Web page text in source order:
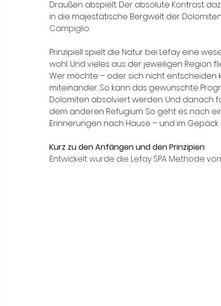
Draußen abspielt. Der absolute Kontrast
in die majestätische Bergwelt der
Campiglio.
Prinzipiell spielt die Natur bei Lefay eine
wohl. Und vieles aus der jeweiligen Region
Wer möchte – oder sich nicht entscheiden
miteinander. So kann das gewünschte
Dolomiten absolviert werden. Und danach
dem anderen Refugium. So geht es nach
Erinnerungen nach Hause – und im
Kurz zu den Anfängen und den Prinzipien
Entwickelt wurde die Lefay SPA Methode